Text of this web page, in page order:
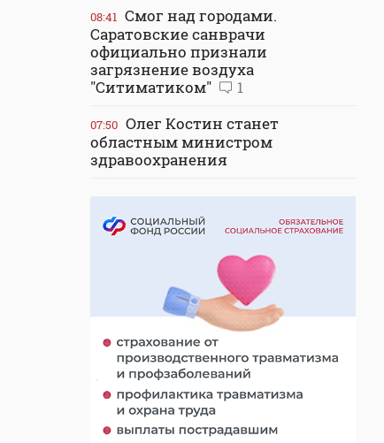
08:41 Смог над городами.
Саратовские санврачи
официально признали
загрязнение воздуха
"Ситиматиком"
1
07:50 Олег Костин станет
областным министром
здравоохранения